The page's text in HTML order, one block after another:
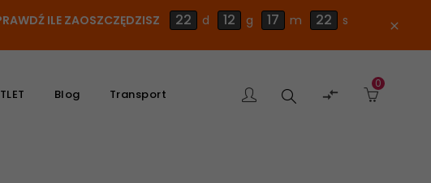
ILE ZAOSZCZĘDZISZ 22 d 12 g 17 m 21 s close
Blog Transport Szukaj 
0